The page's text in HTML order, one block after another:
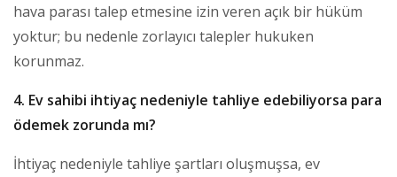
hava parası talep etmesine izin veren açık bir hüküm
yoktur; bu nedenle zorlayıcı talepler hukuken
korunmaz.
4. Ev sahibi ihtiyaç nedeniyle tahliye edebiliyorsa para
ödemek zorunda mı?
İhtiyaç nedeniyle tahliye şartları oluşmuşsa, ev